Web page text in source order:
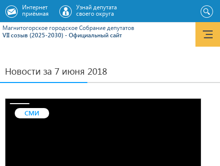
Магнитогорское городское Cобрание депутатов
VII созыв (2025-2030) - Официальный сайт
Интернет
приёмная
Узнай депутата
своего округа
Новости за 7 июня 2018
СМИ